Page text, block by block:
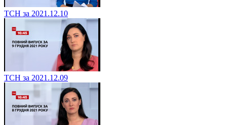
ТСН за 2021.12.10
ТСН за 2021.12.09